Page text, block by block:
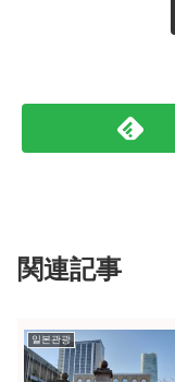
関連記事
일본관광